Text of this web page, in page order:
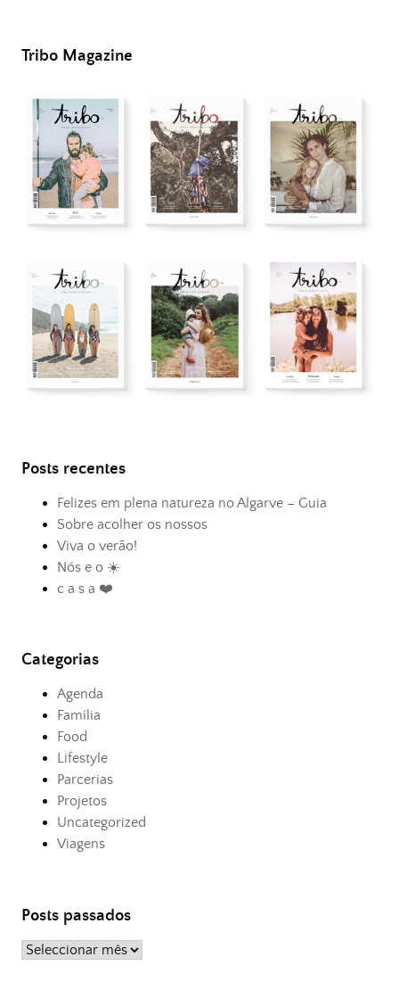
Tribo Magazine
Posts recentes
Felizes em plena natureza no Algarve – Guia
Sobre acolher os nossos
Viva o verão!
Nós e o ☀️
c a s a ❤️
Categorias
Agenda
Família
Food
Lifestyle
Parcerias
Projetos
Uncategorized
Viagens
Posts passados
Posts